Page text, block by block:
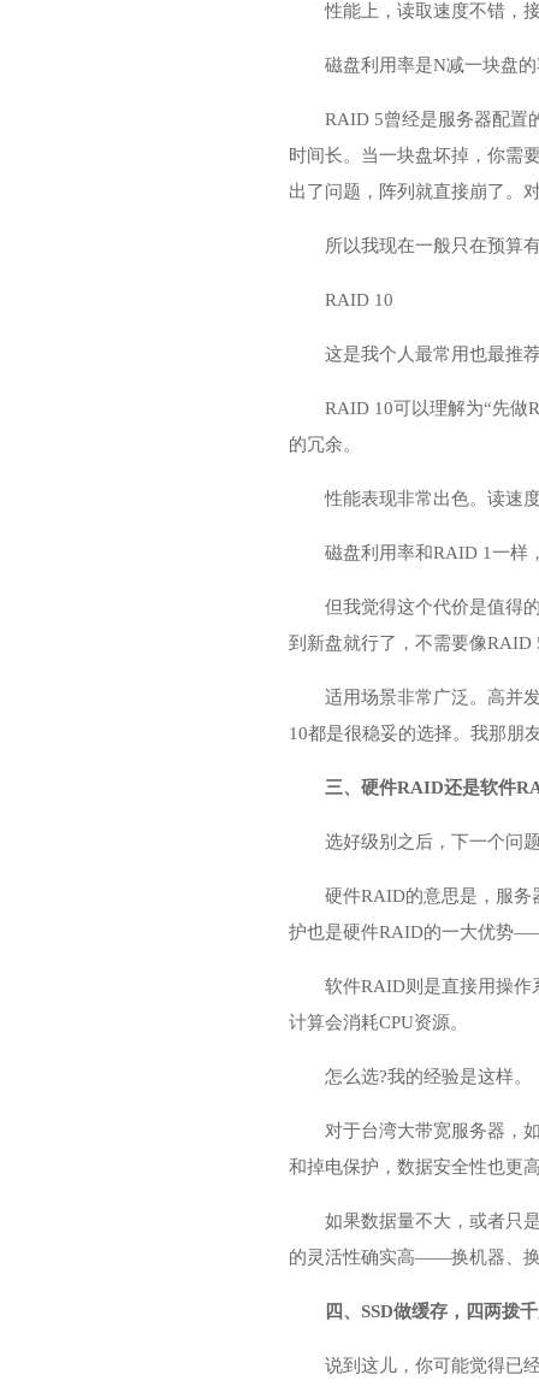
性能上，读取速度不错，
磁盘利用率是N减一块盘
RAID 5曾经是服务器配置
时间长。当一块盘坏掉，你需
出了问题，阵列就直接崩了。
所以我现在一般只在预算
RAID 10
这是我个人最常用也最推
RAID 10可以理解为“先
的冗余。
性能表现非常出色。读速
磁盘利用率和RAID 1一样
但我觉得这个代价是值得
到新盘就行了，不需要像
适用场景非常广泛。高并
10都是很稳妥的选择。我那朋
三、硬件RAID还是软件
选好级别之后，下一个问
硬件RAID的意思是，服务
护也是硬件RAID的一大优势
软件RAID则是直接用操作
计算会消耗CPU资源。
怎么选?我的经验是这样。
对于台湾大带宽服务器，
和掉电保护，数据安全性也更
如果数据量不大，或者只
的灵活性确实高——换机器、
四、SSD做缓存，四两拨
说到这儿，你可能觉得已